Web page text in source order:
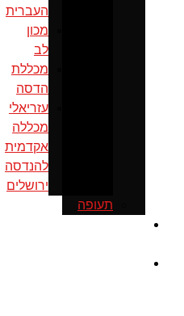
העברית
מכון
לב
מכללת
הדסה
עזריאלי
מכללה
אקדמית
להנדסה
ירושלים
תעופה